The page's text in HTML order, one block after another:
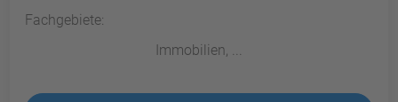
Fachgebiete:
Immobilien, ...